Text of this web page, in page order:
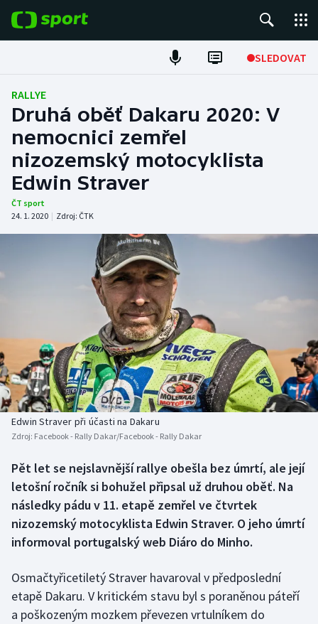
SLEDOVAT
Fotbal
Hokej
Tenis
Atletika
Americký fotbal
Baseball a softbal
Basketbal
Biatlon
Boby a skeleton
Box
Curling
Futsal
NEPŘEHLÉDNĚTE
Historické návraty
Aplikace ČT sport
AZ kvíz
RALLYE
Druhá oběť Dakaru 2020: V
nemocnici zemřel
nizozemský motocyklista
Edwin Straver
ČT sport
24. 1. 2020 | Zdroj: ČTK
Edwin Straver při účasti na Dakaru
Zdroj: Facebook - Rally Dakar/Facebook - Rally Dakar
Pět let se nejslavnější rallye obešla bez úmrtí, ale její
letošní ročník si bohužel připsal už druhou oběť. Na
následky pádu v 11. etapě zemřel ve čtvrtek
nizozemský motocyklista Edwin Straver. O jeho úmrtí
informoval portugalský web Diáro do Minho.
Osmačtyřicetiletý Straver havaroval v předposlední
etapě Dakaru. V kritickém stavu byl s poraněnou páteří
a poškozeným mozkem převezen vrtulníkem do